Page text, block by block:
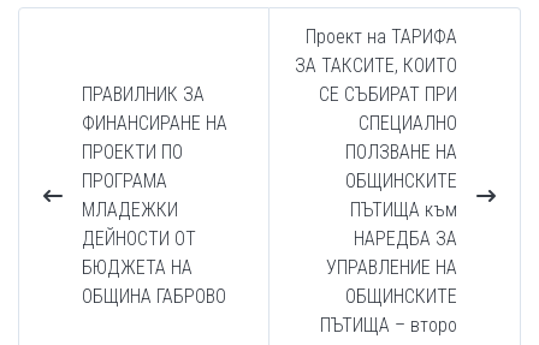
ПРАВИЛНИК ЗА
ФИНАНСИРАНЕ НА
ПРОЕКТИ ПО
ПРОГРАМА
МЛАДЕЖКИ
ДЕЙНОСТИ ОТ
БЮДЖЕТА НА
ОБЩИНА ГАБРОВО
Проект на ТАРИФА
ЗА ТАКСИТЕ, КОИТО
СЕ СЪБИРАТ ПРИ
СПЕЦИАЛНО
ПОЛЗВАНЕ НА
ОБЩИНСКИТЕ
ПЪТИЩА към
НАРЕДБА ЗА
УПРАВЛЕНИЕ НА
ОБЩИНСКИТE
ПЪТИЩА – второ